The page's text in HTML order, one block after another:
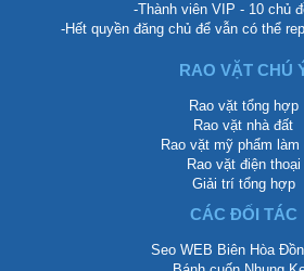
-Thành viên VIP - 10 chủ
-Hết quyền đăng chủ để vẫn có thể
RAO VẶT CHÚ
Rao vặt tổng hợp
Rao vặt nhà đất
Rao vặt mỹ phẩm làm
Rao vặt điện thoại
Giải trí tổng hợp
CÁC ĐỐI TÁC
Seo WEB Biên Hòa